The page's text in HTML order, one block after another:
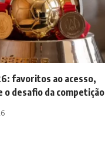
favoritos ao acesso,
o desafio da competição